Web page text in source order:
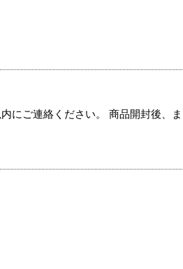
にご連絡ください。 商品開封後、